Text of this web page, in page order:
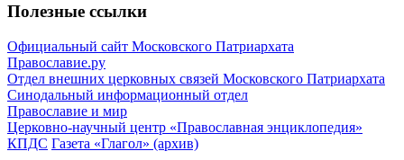
Полезные ссылки
Официальный сайт Московского Патриархата
Православие.ру
Отдел внешних церковных связей Московского Патриархата
Синодальный информационный отдел
Православие и мир
Церковно-научный центр «Православная энциклопедия»
КПДС Газета «Глагол» (архив)